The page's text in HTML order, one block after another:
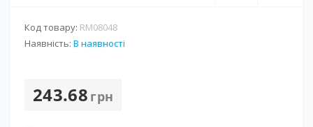
Код товару: RM08048
Наявність: В наявності
243.68 грн